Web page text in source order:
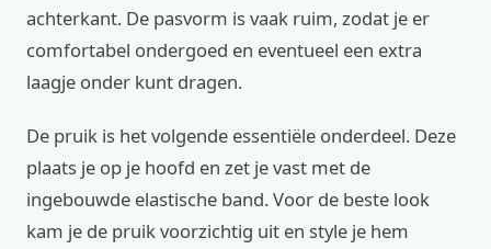
achterkant. De pasvorm is vaak ruim, zodat je er
comfortabel ondergoed en eventueel een extra
laagje onder kunt dragen.
De pruik is het volgende essentiële onderdeel. Deze
plaats je op je hoofd en zet je vast met de
ingebouwde elastische band. Voor de beste look
kam je de pruik voorzichtig uit en style je hem